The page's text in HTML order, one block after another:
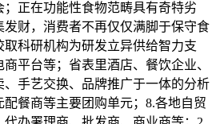
正在功能性食物范畴具有奇特劣
财，消费者不再仅仅满脚于保守食
科研机构为研发立异供给智力支
平台等；省表里酒店、餐饮企业、
手艺交换、品牌推广于一体的分析
餐商等主要团购单元；8.各地自贸